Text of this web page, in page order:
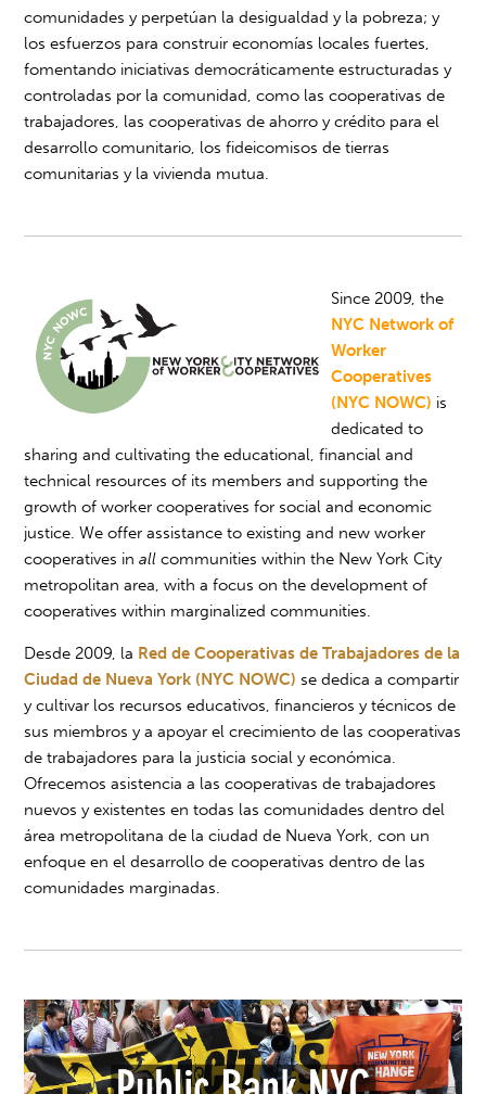
comunidades y perpetúan la desigualdad y la pobreza; y
los esfuerzos para construir economías locales fuertes,
fomentando iniciativas democráticamente estructuradas y
controladas por la comunidad, como las cooperativas de
trabajadores, las cooperativas de ahorro y crédito para el
desarrollo comunitario, los fideicomisos de tierras
comunitarias y la vivienda mutua.
Since 2009, the
NYC Network of
Worker
Cooperatives
(NYC NOWC) is
dedicated to
sharing and cultivating the educational, financial and
technical resources of its members and supporting the
growth of worker cooperatives for social and economic
justice. We offer assistance to existing and new worker
cooperatives inall communities within the New York City
metropolitan area, with a focus on the development of
cooperatives within marginalized communities.
Desde 2009, la Red de Cooperativas de Trabajadores de la
Ciudad de Nueva York (NYC NOWC) se dedica a compartir
y cultivar los recursos educativos, financieros y técnicos de
sus miembros y a apoyar el crecimiento de las cooperativas
de trabajadores para la justicia social y económica.
Ofrecemos asistencia a las cooperativas de trabajadores
nuevos y existentes en todas las comunidades dentro del
área metropolitana de la ciudad de Nueva York, con un
enfoque en el desarrollo de cooperativas dentro de las
comunidades marginadas.